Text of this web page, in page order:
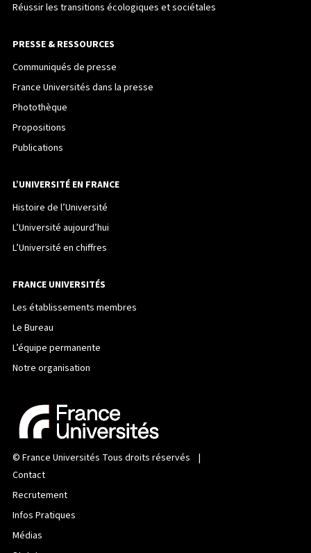
Réussir les transitions écologiques et sociétales
PRESSE & RESSOURCES
Communiqués de presse
France Universités dans la presse
Photothèque
Propositions
Publications
L’UNIVERSITÉ EN FRANCE
Histoire de l’Université
L’Université aujourd’hui
L’Université en chiffres
FRANCE UNIVERSITÉS
Les établissements membres
Le Bureau
L’équipe permanente
Notre organisation
© France Universités Tous droits réservés |
Contact
Recrutement
Infos Pratiques
Médias